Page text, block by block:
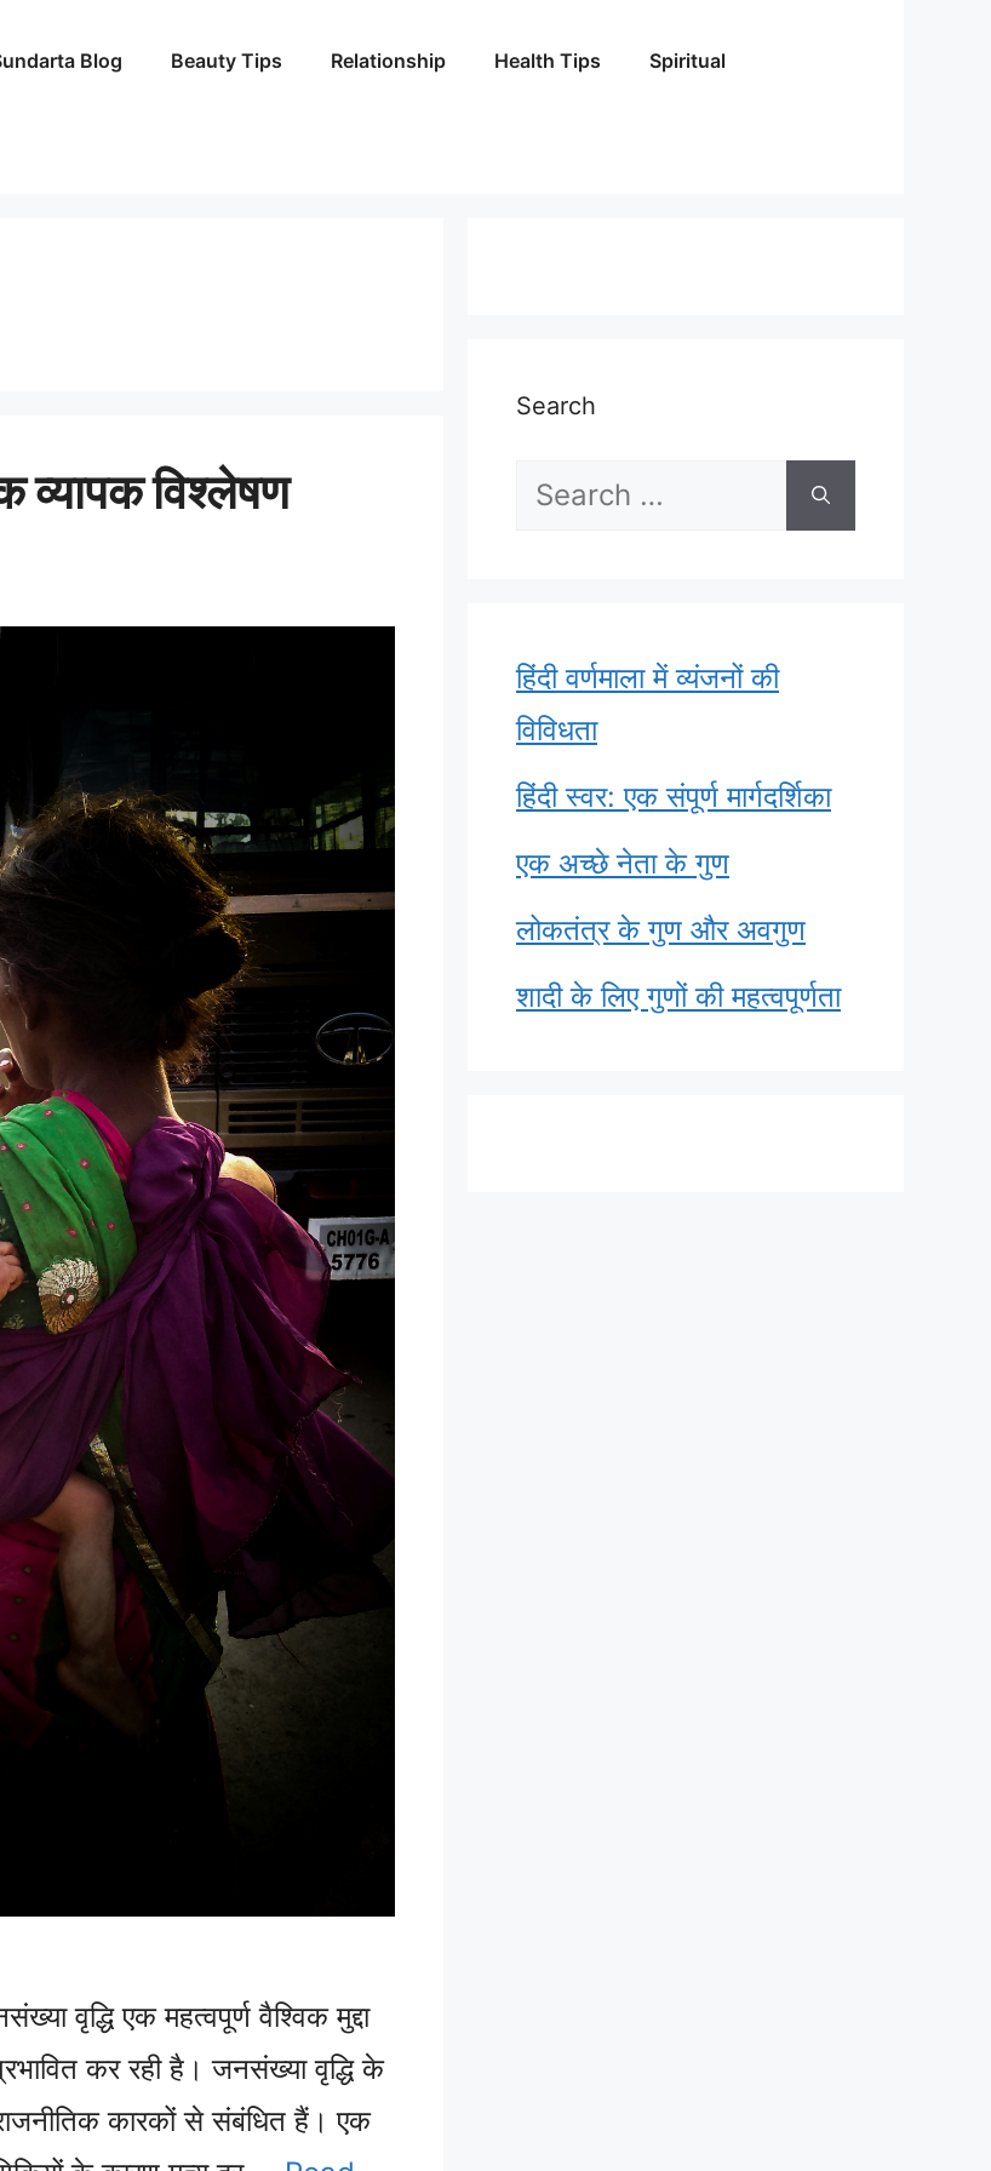
Blog Beauty Tips Relationship Health Tips Spiritual
व्यापक विश्लेषण
वृद्धि एक महत्वपूर्ण वैश्विक मुद्दा
कर रही है। जनसंख्या वृद्धि के
कारकों से संबंधित हैं। एक
Search
Search
हिंदी वर्णमाला में व्यंजनों की
विविधता
हिंदी स्वर: एक संपूर्ण मार्गदर्शिका
एक अच्छे नेता के गुण
लोकतंत्र के गुण और अवगुण
शादी के लिए गुणों की महत्वपूर्णता